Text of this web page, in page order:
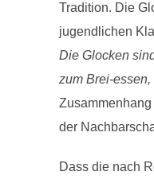
Tradition. Die
jugendlichen
Die Glocken
zum Brei-essen,
der
Dass die nach